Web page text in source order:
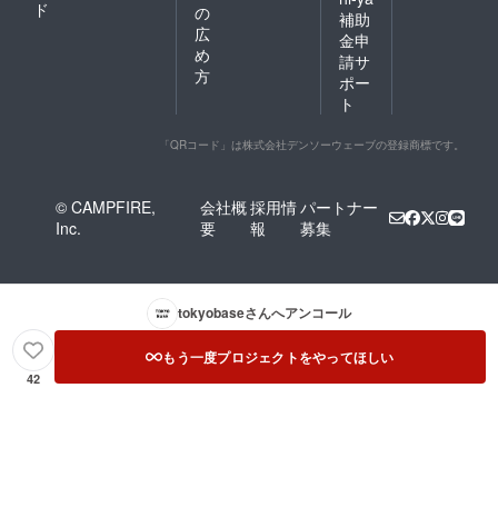
ド
の
広
め
方
補助
金申
請サ
ポー
ト
「QRコード」は株式会社デンソーウェーブの登録商標です。
© CAMPFIRE,
Inc.
会社概
要
採用情
報
パートナー
募集
tokyobaseさんへアンコール
42
もう一度プロジェクトをやってほしい